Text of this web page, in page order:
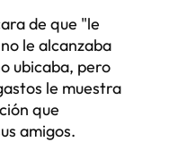
de que "le
le alcanzaba
ubicaba, pero
le muestra
que
amigos.